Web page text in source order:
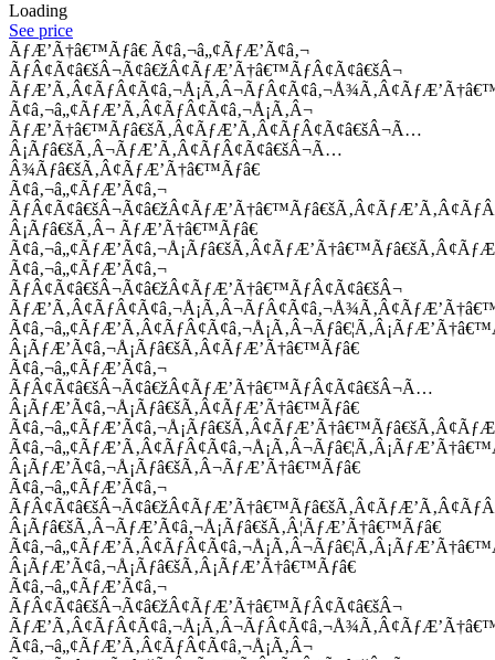
Loading
See price
ÃƒÆ’Ã†â€™Ãƒâ€ Ã¢â‚¬â„¢ÃƒÆ’Ã¢â‚¬
ÃƒÂ¢Ã¢â€šÂ¬Ã¢â€žÂ¢ÃƒÆ’Ã†â€™ÃƒÂ¢Ã¢â€šÂ¬
Ã¢â‚¬â„¢ÃƒÆ’Ã‚Â¢ÃƒÂ¢Ã¢â‚¬Å¡Ã‚Â¬
ÃƒÆ’Ã†â€™Ãƒâ€šÃ‚Â¢ÃƒÆ’Ã‚Â¢ÃƒÂ¢Ã¢â€šÂ¬Ã…
Â¡Ãƒâ€šÃ‚Â¬ÃƒÆ’Ã‚Â¢ÃƒÂ¢Ã¢â€šÂ¬Ã…
Â¾Ãƒâ€šÃ‚Â¢ÃƒÆ’Ã†â€™Ãƒâ€
Ã¢â‚¬â„¢ÃƒÆ’Ã¢â‚¬
Â¡Ãƒâ€šÃ‚Â¬ ÃƒÆ’Ã†â€™Ãƒâ€
Ã¢â‚¬â„¢ÃƒÆ’Ã¢â‚¬
ÃƒÂ¢Ã¢â€šÂ¬Ã¢â€žÂ¢ÃƒÆ’Ã†â€™ÃƒÂ¢Ã¢â€šÂ¬
Â¡ÃƒÆ’Ã¢â‚¬Å¡Ãƒâ€šÃ‚Â¢ÃƒÆ’Ã†â€™Ãƒâ€
Ã¢â‚¬â„¢ÃƒÆ’Ã¢â‚¬
ÃƒÂ¢Ã¢â€šÂ¬Ã¢â€žÂ¢ÃƒÆ’Ã†â€™ÃƒÂ¢Ã¢â€šÂ¬Ã…
Â¡ÃƒÆ’Ã¢â‚¬Å¡Ãƒâ€šÃ‚Â¢ÃƒÆ’Ã†â€™Ãƒâ€
Â¡ÃƒÆ’Ã¢â‚¬Å¡Ãƒâ€šÃ‚Â¬ÃƒÆ’Ã†â€™Ãƒâ€
Ã¢â‚¬â„¢ÃƒÆ’Ã¢â‚¬
Â¡Ãƒâ€šÃ‚Â¬ÃƒÆ’Ã¢â‚¬Å¡Ãƒâ€šÃ‚Â¦ÃƒÆ’Ã†â€™Ãƒâ€
Â¡ÃƒÆ’Ã¢â‚¬Å¡Ãƒâ€šÃ‚Â¡ÃƒÆ’Ã†â€™Ãƒâ€
Ã¢â‚¬â„¢ÃƒÆ’Ã¢â‚¬
ÃƒÂ¢Ã¢â€šÂ¬Ã¢â€žÂ¢ÃƒÆ’Ã†â€™ÃƒÂ¢Ã¢â€šÂ¬
Ã¢â‚¬â„¢ÃƒÆ’Ã‚Â¢ÃƒÂ¢Ã¢â‚¬Å¡Ã‚Â¬